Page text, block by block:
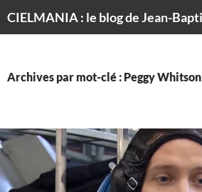
Archives par mot-clé : Peggy Whitson